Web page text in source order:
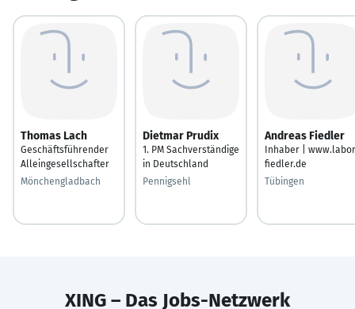
Thomas Lach
Geschäftsführender
Alleingesellschafter
Mönchengladbach
Dietmar Prudix
1. PM Sachverständige
in Deutschland
Pennigsehl
Andreas Fiedler
Inhaber |
fiedler.de
Tübingen
XING – Das Jobs-Netzwerk